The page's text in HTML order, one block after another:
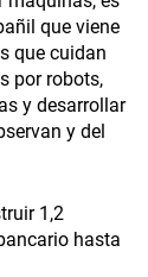
que viene
que cuidan
por robots,
y desarrollar
y del
1,2
hasta